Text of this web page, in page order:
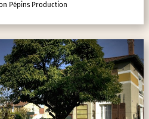
Pépins Production